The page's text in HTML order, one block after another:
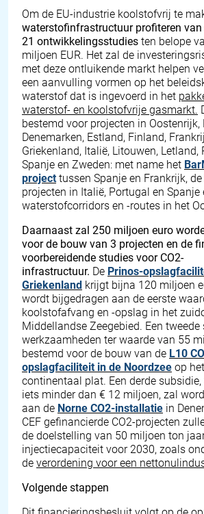
Om de EU-industrie koolstofvrij te
waterstofinfrastructuur profiteren
21 ontwikkelingsstudies ten belope
miljoen EUR. Het zal de
met deze ontluikende markt helpen
een aanvulling vormen op het
waterstof dat is ingevoerd in het
waterstof- en koolstofvrije gasmarkt.
bestemd voor projecten in Oostenrijk,
Denemarken, Estland, Finland,
Griekenland, Italië, Litouwen, Letland,
Spanje en Zweden: met name het
project tussen Spanje en Frankrijk,
projecten in Italië, Portugal en Spanje
waterstofcorridors en -routes in het
Daarnaast zal 250 miljoen euro
voor de bouw van 3 projecten en de
voorbereidende studies voor CO2-
infrastructuur. De Prinos-
Griekenland krijgt bijna 120 miljoen
wordt bijgedragen aan de eerste
koolstofafvang en -opslag in het
Middellandse Zeegebied. Een
werkzaamheden ter waarde van 55
bestemd voor de bouw van de L10
opslagfaciliteit in de Noordzee op
continentaal plat. Een derde
iets minder dan € 12 miljoen, zal
aan de Norne CO2-installatie in
CEF gefinancierde CO2-projecten
de doelstelling van 50 miljoen ton
injectiecapaciteit voor 2030, zoals
de verordening voor een
Volgende stappen